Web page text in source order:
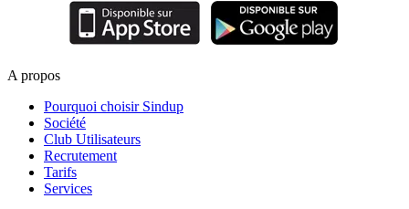
A propos
Pourquoi choisir Sindup
Société
Club Utilisateurs
Recrutement
Tarifs
Services